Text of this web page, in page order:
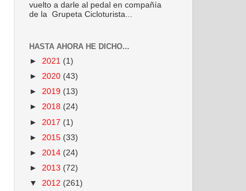
vuelto a darle al pedal en compañía
de la Grupeta Cicloturista...
HASTA AHORA HE DICHO...
► 2021 (1)
► 2020 (43)
► 2019 (13)
► 2018 (24)
► 2017 (1)
► 2015 (33)
► 2014 (24)
► 2013 (72)
▼ 2012 (261)